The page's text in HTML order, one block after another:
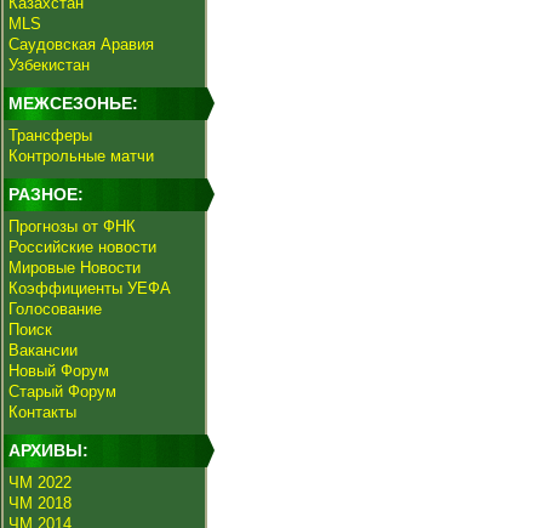
MLS
Саудовская Аравия
Узбекистан
МЕЖСЕЗОНЬЕ:
Трансферы
Контрольные матчи
РАЗНОЕ:
Прогнозы от ФНК
Российские новости
Мировые Новости
Коэффициенты УЕФА
Голосование
Поиск
Вакансии
Новый Форум
Старый Форум
Контакты
АРХИВЫ:
ЧМ 2022
ЧМ 2018
ЧМ 2014